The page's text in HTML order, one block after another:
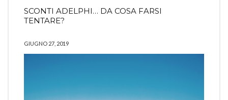
SCONTI ADELPHI… DA COSA FARSI
TENTARE?
GIUGNO 27, 2019